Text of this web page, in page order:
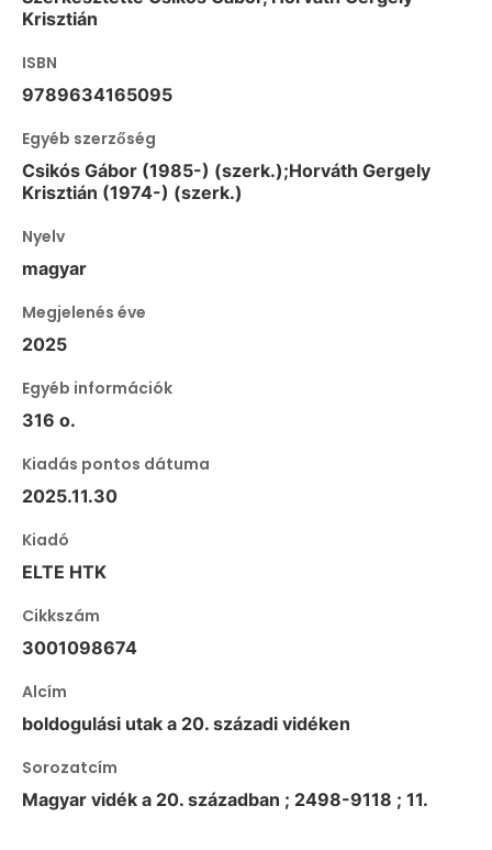
Krisztián
ISBN
9789634165095
Egyéb szerzőség
Csikós Gábor (1985-) (szerk.);Horváth Gergely
Krisztián (1974-) (szerk.)
Nyelv
magyar
Megjelenés éve
2025
Egyéb információk
316 o.
Kiadás pontos dátuma
2025.11.30
Kiadó
ELTE HTK
Cikkszám
3001098674
Alcím
boldogulási utak a 20. századi vidéken
Sorozatcím
Magyar vidék a 20. században ; 2498-9118 ; 11.